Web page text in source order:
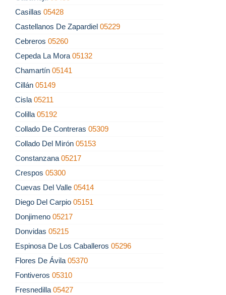
Casillas 05428
Castellanos De Zapardiel 05229
Cebreros 05260
Cepeda La Mora 05132
Chamartín 05141
Cillán 05149
Cisla 05211
Colilla 05192
Collado De Contreras 05309
Collado Del Mirón 05153
Constanzana 05217
Crespos 05300
Cuevas Del Valle 05414
Diego Del Carpio 05151
Donjimeno 05217
Donvidas 05215
Espinosa De Los Caballeros 05296
Flores De Ávila 05370
Fontiveros 05310
Fresnedilla 05427